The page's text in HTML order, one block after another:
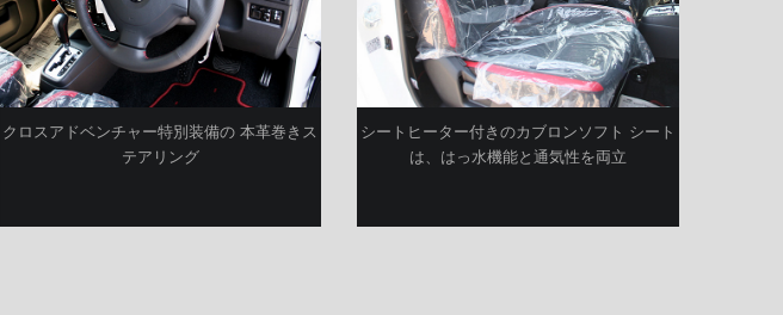
クロスアドベンチャー特別装備の 本革巻きス
テアリング
シートヒーター付きのカブロンソフト シート
は、はっ水機能と通気性を両立